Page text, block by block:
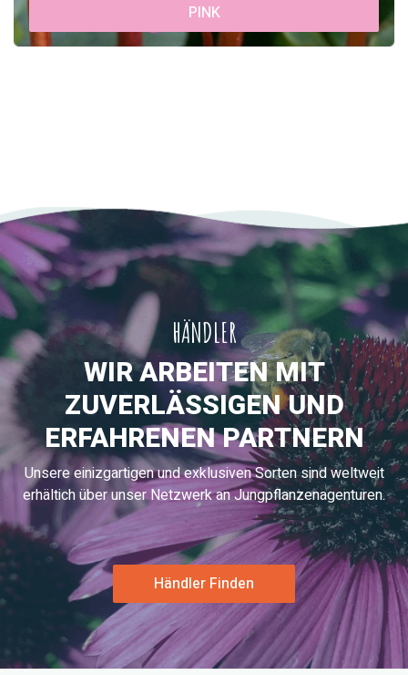
PINK
HÄNDLER
WIR ARBEITEN MIT
ZUVERLÄSSIGEN UND
ERFAHRENEN PARTNERN
Unsere einizgartigen und exklusiven Sorten sind weltweit
erhältich über unser Netzwerk an Jungpflanzenagenturen.
Händler Finden